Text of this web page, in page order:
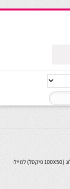
רוצים שנוסיף את הבלוג שלכם לרשימה? שלחו לנו מייל בצירוף לוגו הבלוג (100X50 פיקסל) למייל: